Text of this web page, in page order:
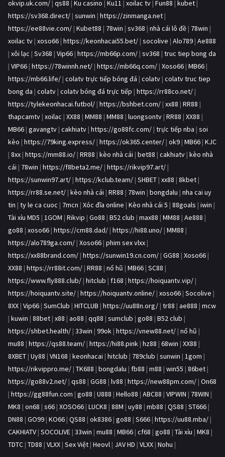
okvip.uk.com/ | qs88 | Ku casino | Ku11 | xoilac tv | Fun88 | kubet |
https://sv368.direct/ | sunwin | https://zinmanga.net |
https://ee88vie.com/ | Kubet88 | 78win | sv368 | nhà cái lô đề | 78win |
xoilac tv | xoso66 | https://keonhacai55.bet/ | socolive | Alo789 | Ae888
| xôi lạc | Sv368 | Vip66 | https://mb66p.com/ | sv368 | truc tiep bong da
| VIP66 | https://78winnh.net/ | https://mb66q.com/ | Xoso66 | MB66 |
https://mb66.life/ | colatv trực tiếp bóng đá | colatv | colatv truc tiep
bong da | colatv | colatv bóng đá trực tiếp | https://rr88co.net/ |
https://tylekeonhacai.futbol/ | https://bshbet.com/ | xx88 | RR88 |
thapcamtv | xoilac | XX88 | MM88 | MM88 | luongsontv | RR88 | XX88 |
MB66 | gavangtv | cakhiatv | https://go88fc.com/ | trực tiếp nba | soi
kèo | https://79king.express/ | https://ok365.center/ | ok9 | MB66 | KJC
| 8xx | https://mm88.io/ | RR88 | kèo nhà cái | bet88 | cakhiatv | kèo nhà
cái | 78win | https://f8beta2.me/ | https://rikvip97.art/ |
https://sunwin97.art/ | https://kclub.team/ | SHBET | xx88 | 8kbet |
https://rr88.se.net/ | kèo nhà cái | RR88 | 78win | bongdalu | nha cai uy
tin | ty le ca cuoc | 7mcn | Xóc đĩa online | Kèo nhà cái 5 | 88goals | iwin |
Tài xỉu MD5 | 1GOM | Rikvip | Go88 | B52 club | max88 | MM88 | Ae888 |
go88 | xoso66 | https://cm88.dad/ | https://hi88.uno/ | MM88 |
https://alo789ga.com/ | Xoso66 | phim sex vlxx |
https://xx88brand.com/ | https://sunwin19.cn.com/ | GG88 | Xoso66 |
XX88 | https://rr88it.com/ | RR88 | nổ hũ | MB66 | SC88 |
https://www.fly888.club/ | hitclub | f168 | https://hoiquantv.vip/ |
https://hoiquantv.site/ | https://hoiquantv.online/ | xoso66 | Socolive |
8XX | Vip66 | SumClub | HITCLUB | https://uu88n.org/ | tr88 | ae888 | mcw
| kuwin | 88bet | x88 | ao88 | qq88 | sumclub | go88 | B52 club |
https://shbet.health/ | 33win | 99ok | https://vnew88.net/ | nổ hũ |
mu88 | https://qs88.team/ | https://hi88.pink | hz88 | 68win | XX88 |
8XBET | Uy88 | VN168 | keonhacai | hitclub | 789club | sunwin | 1gom |
https://rikvippro.me/ | TK688 | bongdalu | fb88 | m88 | win55 | 86bet |
https://go88v2.net/ | qs88 | GG88 | lv88 | https://new88pm.com/ | On68
| https://gg88fun.com | go88 | U888 | Hello88 | ABC88 | VIPWIN | 78WIN |
MK8 | on68 | s66 | XOSO66 | LUCK8 | 88M | uy88 | mb88 | QS88 | ST666 |
DN88 | GO99 | KO66 | QS88 | ok8386 | go88 | S666 | https://uu88.mba/ |
CAKHIATV | SOCOLIVE | 33win | mu88 | MB66 | cf68 | go88 | Tài xỉu | MK8 |
TDTC | TD88 | VLXX | Sex Việt | Heovl | JAV HD | VLXX | Nohu |